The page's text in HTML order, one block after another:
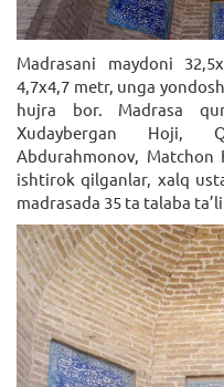
Madrasani maydoni
4,7x4,7 metr, unga
hujra bor. Madrasa
Xudaybergan Hoji,
Abdurahmonov,
ishtirok qilganlar, xalq
madrasada 35 ta talaba